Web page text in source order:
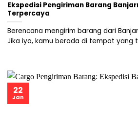
Ekspedisi Pengiriman Barang
Terpercaya
Berencana mengirim barang dari
Jika iya, kamu berada di tempat yang
22
Jan